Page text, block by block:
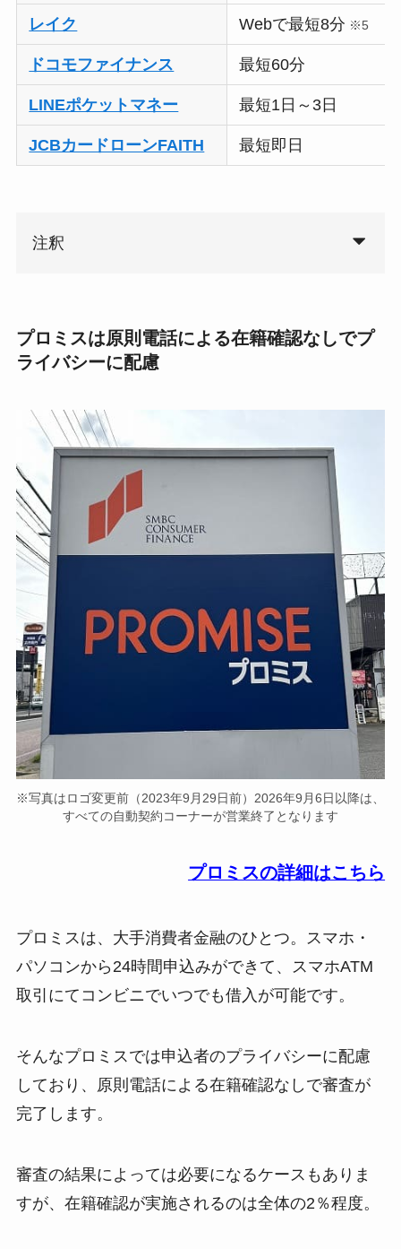
レイク Webで最短8分 ※5
ドコモファイナンス 最短60分
LINEポケットマネー 最短1日～3日
JCBカードローンFAITH 最短即日
注釈
プロミスは原則電話による在籍確認なしでプ
ライバシーに配慮
※写真はロゴ変更前（2023年9月29日前）2026年9月6日以降は、
すべての自動契約コーナーが営業終了となります
プロミスの詳細はこちら
プロミスは、大手消費者金融のひとつ。スマホ・
パソコンから24時間申込みができて、スマホATM
取引にてコンビニでいつでも借入が可能です。
そんなプロミスでは申込者のプライバシーに配慮
しており、原則電話による在籍確認なしで審査が
完了します。
審査の結果によっては必要になるケースもありま
すが、在籍確認が実施されるのは全体の2％程度。